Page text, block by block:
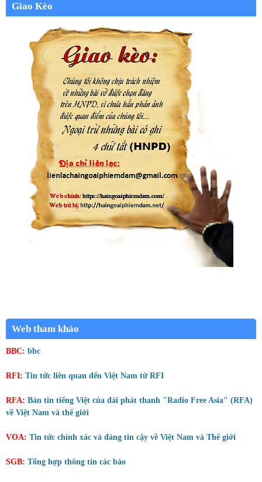
Giao Kèo
Web tham khảo
BBC: bbc
RFI: Tin tức liên quan đến Việt Nam từ RFI
RFA: Bản tin tiếng Việt của đài phát thanh "Radio Free Asia" (RFA)
về Việt Nam và thế giới
VOA: Tin tức chính xác và đáng tin cậy về Việt Nam và Thế giới
SGB: Tổng hợp thông tin các báo